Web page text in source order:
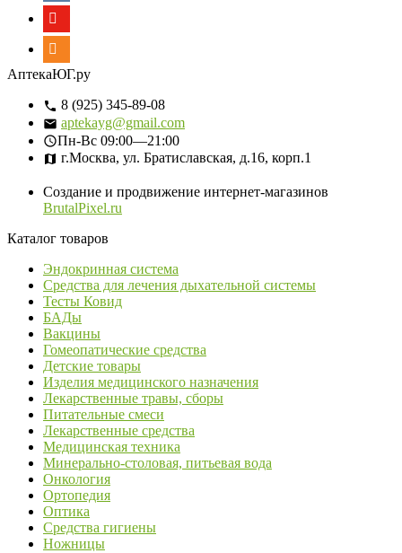
АптекаЮГ.ру
8 (925) 345-89-08
aptekayg@gmail.com
Пн-Вс 09:00—21:00
г.Москва, ул. Братиславская, д.16, корп.1
Создание и продвижение интернет-магазинов
BrutalPixel.ru
Каталог товаров
Эндокринная система
Средства для лечения дыхательной системы
Тесты Ковид
БАДы
Вакцины
Гомеопатические средства
Детские товары
Изделия медицинского назначения
Лекарственные травы, сборы
Питательные смеси
Лекарственные средства
Медицинская техника
Минерально-столовая, питьевая вода
Онкология
Ортопедия
Оптика
Средства гигиены
Ножницы